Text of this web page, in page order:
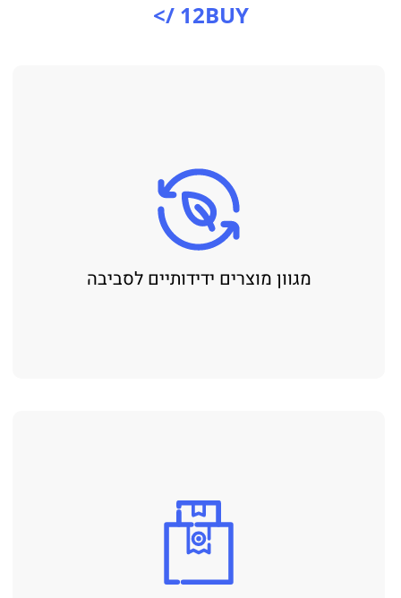
12BUY />
מגוון מוצרים ידידותיים לסביבה